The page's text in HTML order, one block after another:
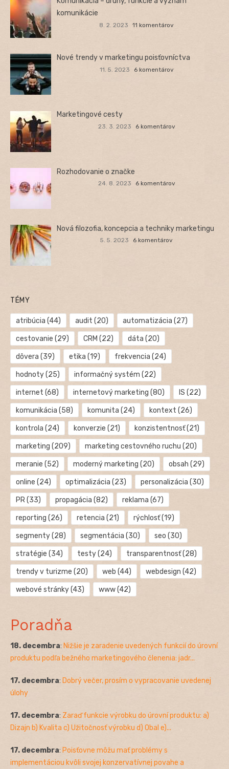
komunikácie
8. 2. 2023 11 komentárov
Nové trendy v marketingu poisťovníctva
11. 5. 2023 6 komentárov
Marketingové cesty
23. 3. 2023 6 komentárov
Rozhodovanie o značke
24. 8. 2023 6 komentárov
Nová filozofia, koncepcia a techniky marketingu
5. 5. 2023 6 komentárov
TÉMY
atribúcia (44) audit (20) automatizácia (27)
cestovanie (29) CRM (22) dáta (20)
dôvera (39) etika (19) frekvencia (24)
hodnoty(25) informačný systém (22)
internet (68) internetový marketing (80) IS (22)
komunikácia (58) komunita (24) kontext (26)
kontrola (24) konverzie (21) konzistentnosť(21)
marketing (209) marketing cestovného ruchu (20)
meranie (52) moderný marketing (20) obsah (29)
online (24) optimalizácia (23) personalizácia (30)
PR(33) propagácia (82) reklama (67)
reporting (26) retencia (21) rýchlosť(19)
segmenty(28) segmentácia (30) seo (30)
stratégie (34) testy(24) transparentnosť(28)
trendy v turizme (20) web (44) webdesign (42)
webové stránky(43) www(42)
Poradňa
18. decembra: Nižšie je zaradenie uvedených funkcií do úrovní
produktu podľa bežného marketingového členenia: jadr...
17. decembra: Dobrý večer, prosím o vypracovanie uvedenej
úlohy
17. decembra: Zaraď funkcie výrobku do úrovní produktu: a)
Dizajn b) Kvalita c) Užitočnosť výrobku d) Obal e)...
17. decembra: Poisťovne môžu mať problémy s
implementáciou kvôli svojej konzervatívnej povahe a